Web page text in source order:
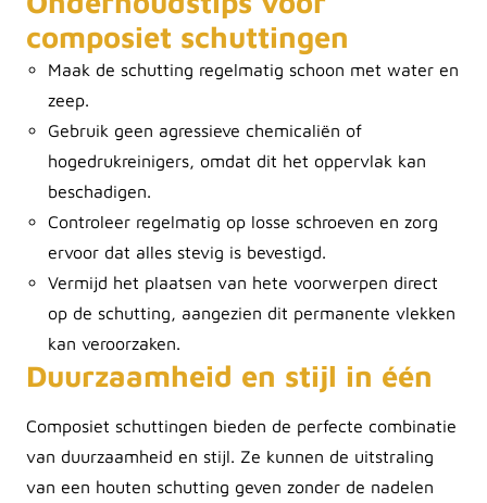
composiet schuttingen
Maak de schutting regelmatig schoon met water en
zeep.
Gebruik geen agressieve chemicaliën of
hogedrukreinigers, omdat dit het oppervlak kan
beschadigen.
Controleer regelmatig op losse schroeven en zorg
ervoor dat alles stevig is bevestigd.
Vermijd het plaatsen van hete voorwerpen direct
op de schutting, aangezien dit permanente vlekken
kan veroorzaken.
Duurzaamheid en stijl in één
Composiet schuttingen bieden de perfecte combinatie
van duurzaamheid en stijl. Ze kunnen de uitstraling
van een houten schutting geven zonder de nadelen